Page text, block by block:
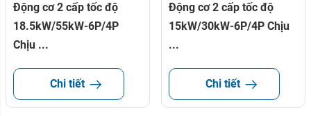
Động cơ 2 cấp tốc độ
18.5kW/55kW-6P/4P
Chịu ...
Chi tiết
Động cơ 2 cấp tốc độ
15kW/30kW-6P/4P Chịu
...
Chi tiết